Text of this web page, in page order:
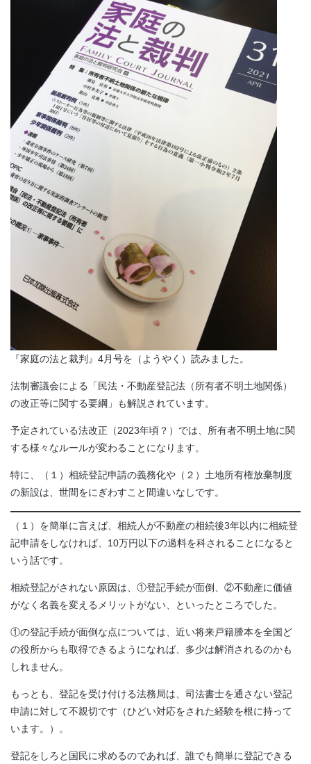
『家庭の法と裁判』4月号を（ようやく）読みました。
法制審議会による「民法・不動産登記法（所有者不明土地関係）
の改正等に関する要綱」も解説されています。
予定されている法改正（2023年頃？）では、所有者不明土地に関
する様々なルールが変わることになります。
特に、（１）相続登記申請の義務化や（２）土地所有権放棄制度
の新設は、世間をにぎわすこと間違いなしです。
（１）を簡単に言えば、相続人が不動産の相続後3年以内に相続登
記申請をしなければ、10万円以下の過料を科されることになると
いう話です。
相続登記がされない原因は、①登記手続が面倒、②不動産に価値
がなく名義を変えるメリットがない、といったところでした。
①の登記手続が面倒な点については、近い将来戸籍謄本を全国ど
の役所からも取得できるようになれば、多少は解消されるのかも
しれません。
もっとも、登記を受け付ける法務局は、司法書士を通さない登記
申請に対して不親切です（ひどい対応をされた経験を根に持って
います。）。
登記をしろと国民に求めるのであれば、誰でも簡単に登記できる